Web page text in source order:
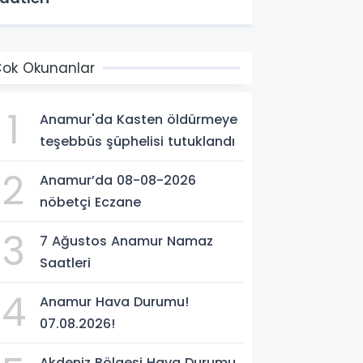
Okunanlar
1
Anamur'da Kasten öldürmeye
teşebbüs şüphelisi tutuklandı
2
Anamur’da 08-08-2026
nöbetçi Eczane
3
7 Ağustos Anamur Namaz
Saatleri
4
Anamur Hava Durumu!
07.08.2026!